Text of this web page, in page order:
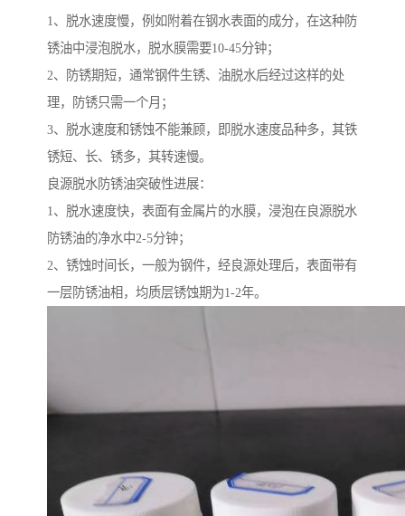
1、脱水速度慢，例如附着在钢水表面的成分，在这种防
锈油中浸泡脱水，脱水膜需要10-45分钟；
2、防锈期短，通常钢件生锈、油脱水后经过这样的处
理，防锈只需一个月；
3、脱水速度和锈蚀不能兼顾，即脱水速度品种多，其铁
锈短、长、锈多，其转速慢。
良源脱水防锈油突破性进展：
1、脱水速度快，表面有金属片的水膜，浸泡在良源脱水
防锈油的净水中2-5分钟；
2、锈蚀时间长，一般为钢件，经良源处理后，表面带有
一层防锈油相，均质层锈蚀期为1-2年。